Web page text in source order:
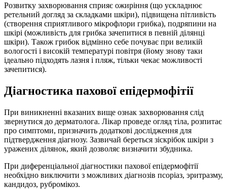
Розвитку захворювання сприяє ожиріння (що ускладнює
ретельний догляд за складками шкіри), підвищена пітливість
(створення сприятливого мікрофлори грибка), подряпини на
шкірі (можливість для грибка зачепитися в певній ділянці
шкіри). Також грибок відмінно себе почуває при великій
вологості і високій температурі повітря (йому знову таки
ідеально підходять лазня і пляж, тільки чекає можливості
зачепитися).
Діагностика пахової епідермофітії
При виникненні вказаних вище ознак захворювання слід
звернутися до дерматолога. Лікар проведе огляд тіла, розпитає
про симптоми, призначить додаткові дослідження для
підтвердження діагнозу. Зазвичай береться зіскрібок шкіри з
уражених ділянок, який дозволяє визначити збудника.
При диференціальної діагностики пахової епідермофітії
необхідно виключити з можливих діагнозів псоріаз, эритразму,
кандидоз, рубромікоз.